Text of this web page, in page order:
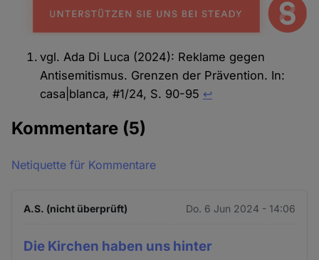
vgl. Ada Di Luca (2024): Reklame gegen
Antisemitismus. Grenzen der Prävention. In:
casa|blanca, #1/24, S. 90-95 ↩︎
Kommentare (5)
Netiquette für Kommentare
A.S. (nicht überprüft) Do. 6 Jun 2024 - 14:06
Die Kirchen haben uns hinter